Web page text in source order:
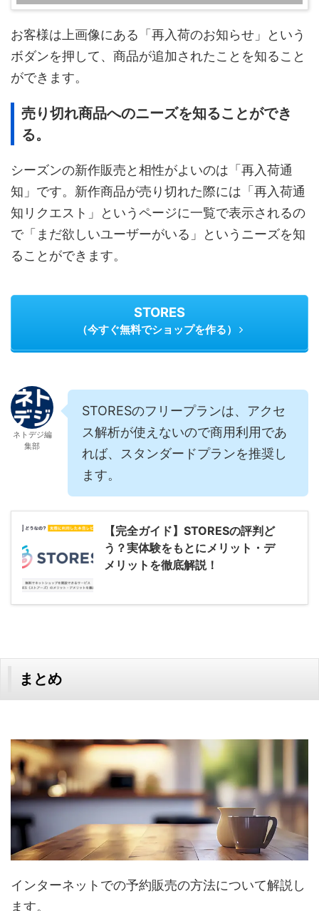
お客様は上画像にある「再入荷のお知らせ」という
ボダンを押して、商品が追加されたことを知ること
ができます。
売り切れ商品へのニーズを知ることができ
る。
シーズンの新作販売と相性がよいのは「再入荷通
知」です。新作商品が売り切れた際には「再入荷通
知リクエスト」というページに一覧で表示されるの
で「まだ欲しいユーザーがいる」というニーズを知
ることができます。
STORES
（今すぐ無料でショップを作る）
ネトデジ編
集部
STORESのフリープランは、アクセ
ス解析が使えないので商用利用であ
れば、スタンダードプランを推奨し
ます。
【完全ガイド】STORESの評判ど
う？実体験をもとにメリット・デ
メリットを徹底解説！
まとめ
インターネットでの予約販売の方法について解説し
ます。